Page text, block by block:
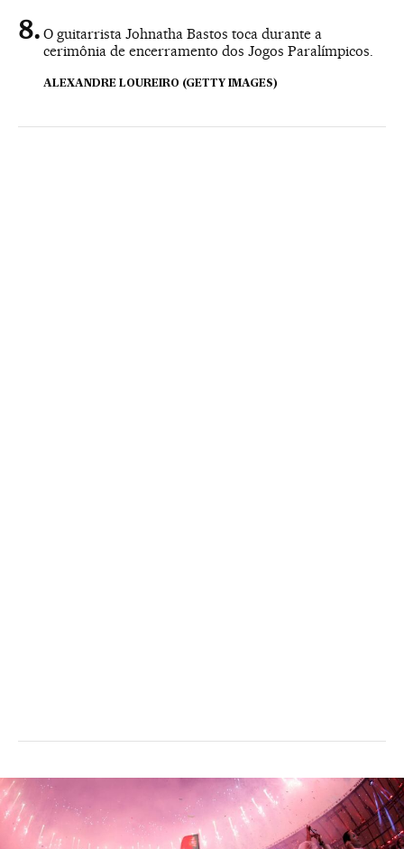
O guitarrista Johnatha Bastos toca durante a
cerimônia de encerramento dos Jogos Paralímpicos.
ALEXANDRE LOUREIRO (GETTY IMAGES)